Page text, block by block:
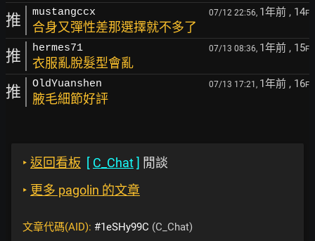
推 mustangccx 07/12 22:56, 1年前 , 14F
合身又彈性差那選擇就不多了
推 hermes71 07/13 08:36, 1年前 , 15F
衣服亂脫髮型會亂
推 OldYuanshen 07/13 17:21, 1年前 , 16F
腋毛細節好評
‣ 返回看板 [ C_Chat] 閒談
‣ 更多 pagolin 的文章
文章代碼(AID): #1eSHy99C (C_Chat)